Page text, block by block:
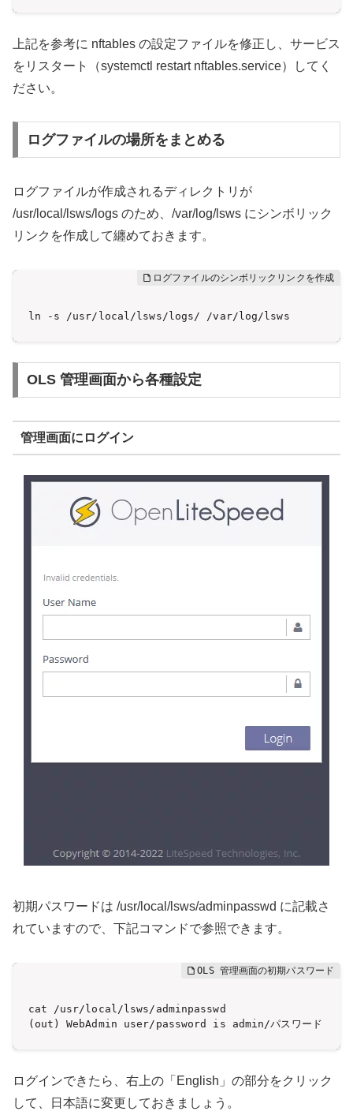
上記を参考に nftables の設定ファイルを修正し、サービス
をリスタート（systemctl restart nftables.service）してく
ださい。
ログファイルの場所をまとめる
ログファイルが作成されるディレクトリが
/usr/local/lsws/logs のため、/var/log/lsws にシンボリック
リンクを作成して纏めておきます。
ln -s /usr/local/lsws/logs/ /var/log/lsws
OLS 管理画面から各種設定
管理画面にログイン
初期パスワードは /usr/local/lsws/adminpasswd に記載さ
れていますので、下記コマンドで参照できます。
cat /usr/local/lsws/adminpasswd
(out) WebAdmin user/password is admin/パスワード
ログインできたら、右上の「English」の部分をクリック
して、日本語に変更しておきましょう。